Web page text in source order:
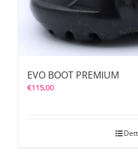
EVO BOOT PREMIUM
€115,00